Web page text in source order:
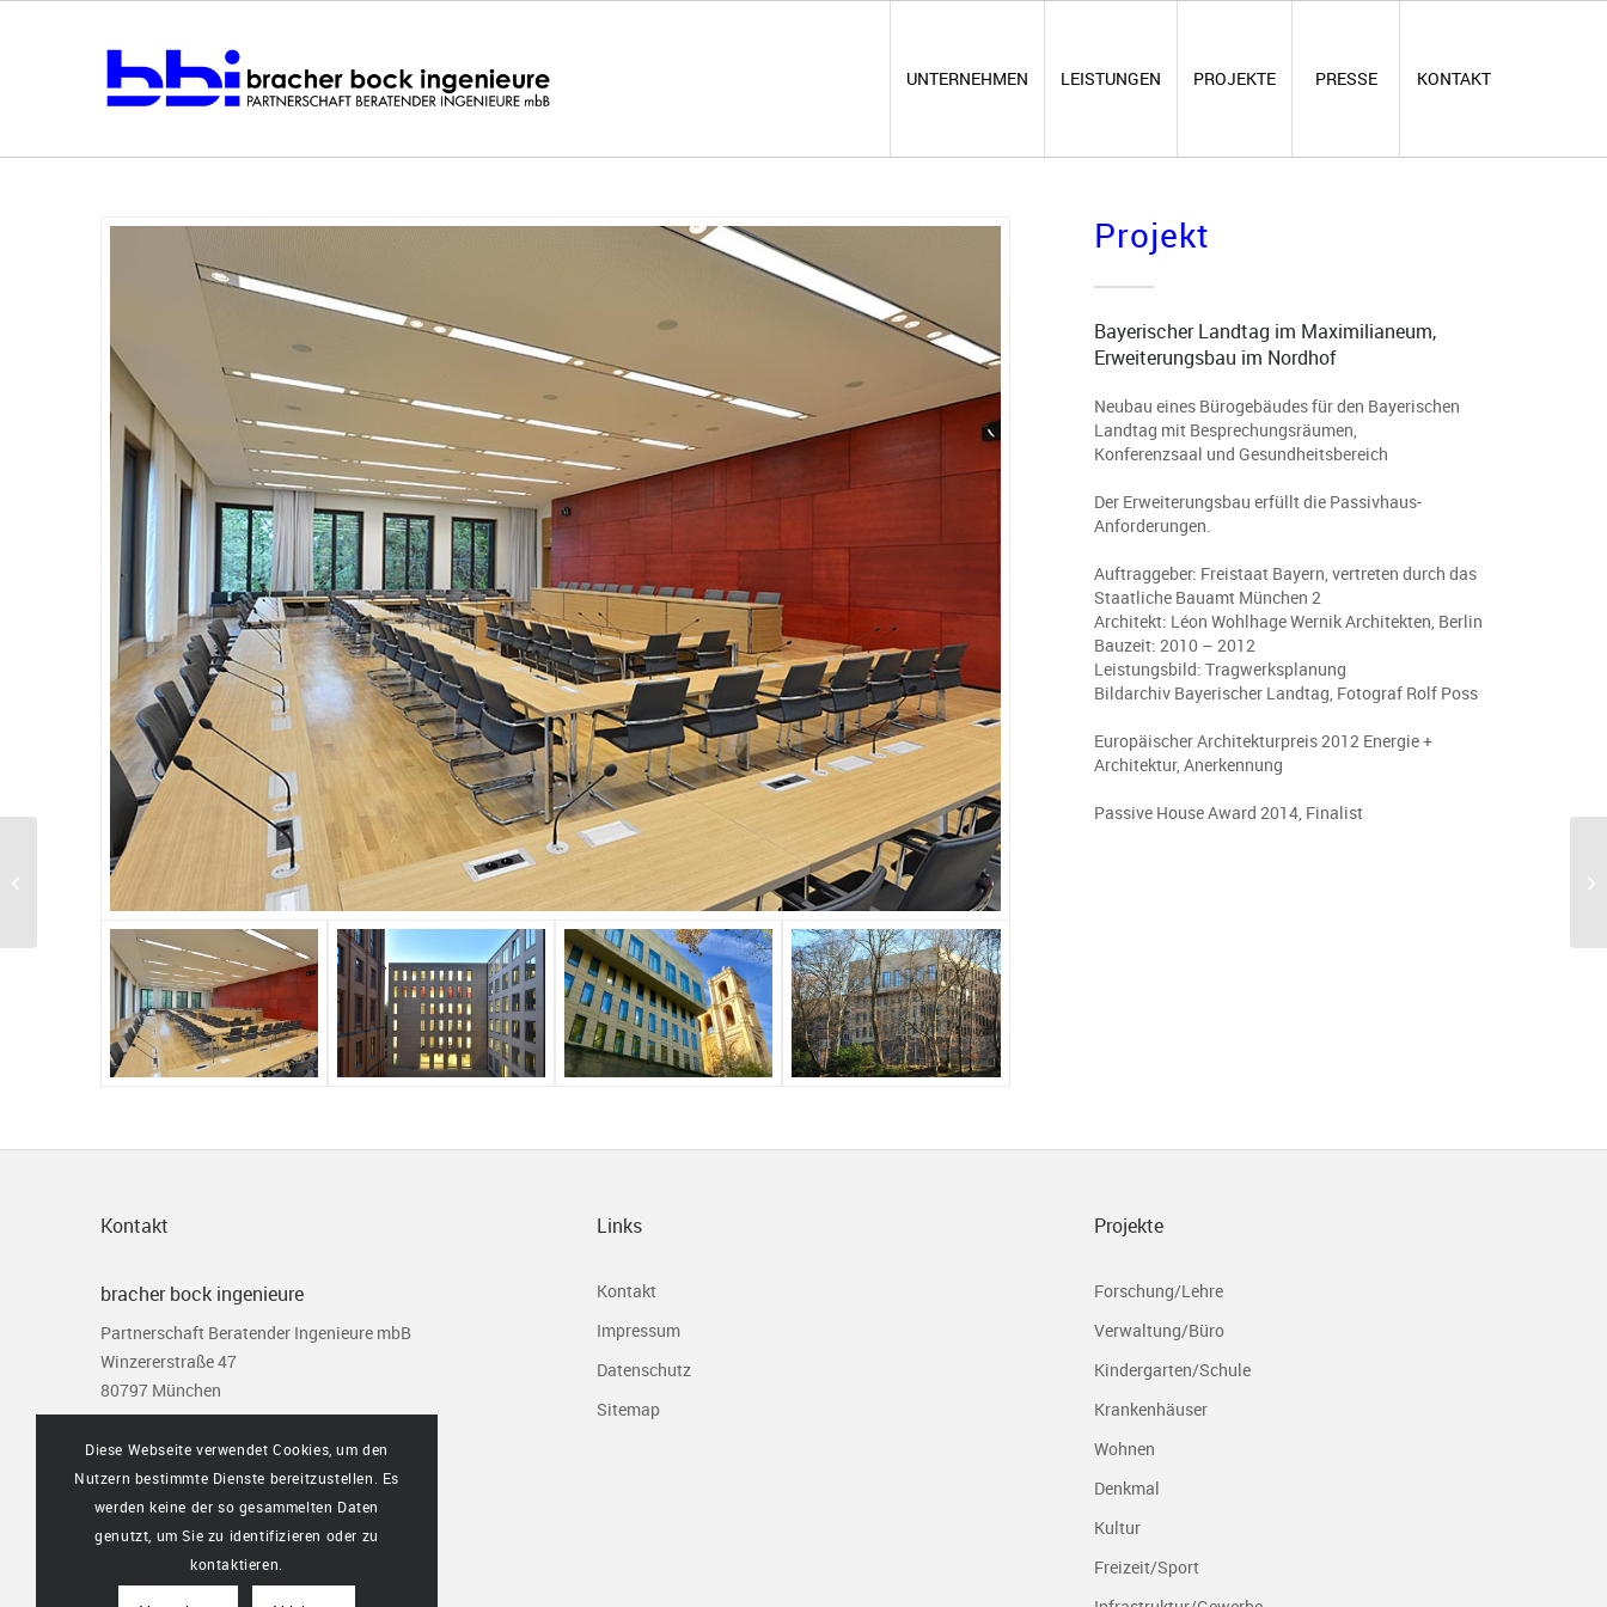
UNTERNEHMEN LEISTUNGEN PROJEKTE PRESSE KONTAKT
Projekt
Bayerischer Landtag im Maximilianeum,
Erweiterungsbau im Nordhof
Neubau eines Bürogebäudes für den Bayerischen
Landtag mit Besprechungsräumen,
Konferenzsaal und Gesundheitsbereich
Der Erweiterungsbau erfüllt die Passivhaus-
Anforderungen.
Auftraggeber: Freistaat Bayern, vertreten durch das
Staatliche Bauamt München 2
Architekt: Léon Wohlhage Wernik Architekten, Berlin
Bauzeit: 2010 – 2012
Leistungsbild: Tragwerksplanung
Bildarchiv Bayerischer Landtag, Fotograf Rolf Poss
Europäischer Architekturpreis 2012 Energie +
Architektur, Anerkennung
Passive House Award 2014, Finalist
Kontakt
bracher bock ingenieure
Partnerschaft Beratender Ingenieure mbB
Winzererstraße 47
80797 München
Fax. 089 306 581 10
info@bbi-statik.de
www.bbi-statik.de
Links
Kontakt
Impressum
Datenschutz
Sitemap
Projekte
Forschung/Lehre
Verwaltung/Büro
Kindergarten/Schule
Krankenhäuser
Wohnen
Denkmal
Kultur
Freizeit/Sport
Rathaus Anzing
Diese Webseite verwendet Cookies, um den
Nutzern bestimmte Dienste bereitzustellen. Es
werden keine der so gesammelten Daten
genutzt, um Sie zu identifizieren oder zu
kontaktieren.